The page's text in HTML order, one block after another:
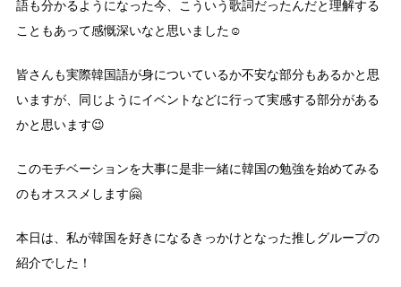
語も分かるようになった今、こういう歌詞だったんだと理解する
こともあって感慨深いなと思いました☺️
皆さんも実際韓国語が身についているか不安な部分もあるかと思
いますが、同じようにイベントなどに行って実感する部分がある
かと思います😉
このモチベーションを大事に是非一緒に韓国の勉強を始めてみる
のもオススメします🤗
本日は、私が韓国を好きになるきっかけとなった推しグループの
紹介でした！